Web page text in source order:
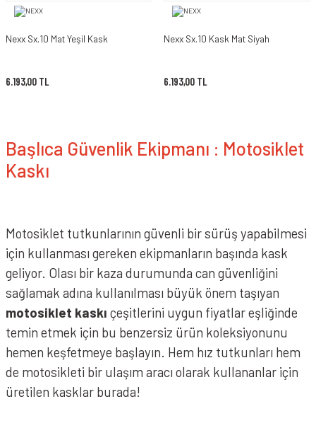
Nexx Sx.10 Mat Yeşil Kask
6.193,00 TL
Nexx Sx.10 Kask Mat Siyah
6.193,00 TL
Başlıca Güvenlik Ekipmanı : Motosiklet
Kaskı
Motosiklet tutkunlarının güvenli bir sürüş yapabilmesi
için kullanması gereken ekipmanların başında kask
geliyor. Olası bir kaza durumunda can güvenliğini
sağlamak adına kullanılması büyük önem taşıyan
motosiklet kaskı çeşitlerini uygun fiyatlar eşliğinde
temin etmek için bu benzersiz ürün koleksiyonunu
hemen keşfetmeye başlayın. Hem hız tutkunları hem
de motosikleti bir ulaşım aracı olarak kullananlar için
üretilen kasklar burada!